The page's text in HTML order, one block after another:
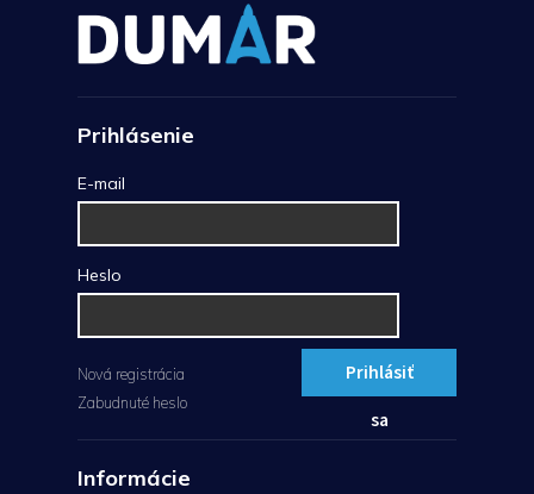
Prihlásenie
E-mail
Heslo
Prihlásiť
sa
Nová registrácia
Zabudnuté heslo
Informácie